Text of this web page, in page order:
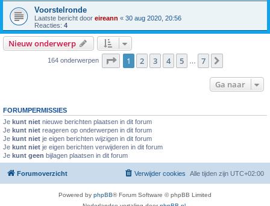
Voorstelronde
Laatste bericht door eireann « 30 aug 2020, 20:56
Reacties: 4
Nieuw onderwerp
164 onderwerpen Pagina van 7
1 2 3 4 5 7
Ga naar
FORUMPERMISSIES
Je kunt niet nieuwe berichten plaatsen in dit forum
Je kunt niet reageren op onderwerpen in dit forum
Je kunt niet je eigen berichten wijzigen in dit forum
Je kunt niet je eigen berichten verwijderen in dit forum
Je kunt geen bijlagen plaatsen in dit forum
Forumoverzicht Alle tijden zijn UTC+02:00
Verwijder cookies
Powered by phpBB® Forum Software © phpBB Limited